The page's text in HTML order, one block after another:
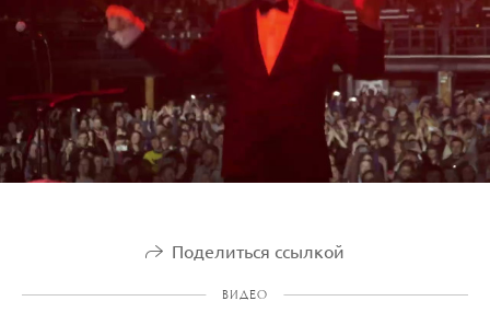
Поделиться ссылкой
ВИДЕО